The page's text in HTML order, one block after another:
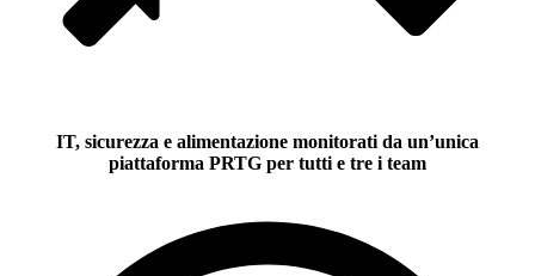
IT, sicurezza e alimentazione monitorati da un’unica
piattaforma PRTG per tutti e tre i team